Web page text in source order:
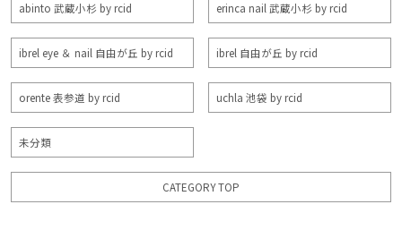
abinto 武蔵小杉 by rcid erinca nail 武蔵小杉 by rcid
ibrel eye ＆ nail 自由が丘 by rcid ibrel 自由が丘 by rcid
orente 表参道 by rcid uchla 池袋 by rcid
未分類
CATEGORY TOP